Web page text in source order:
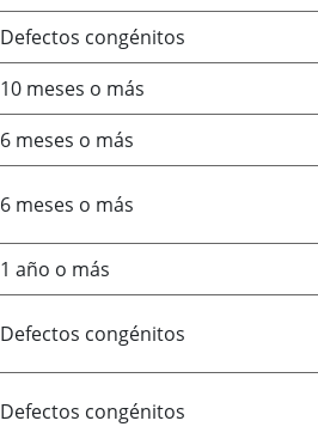
Defectos congénitos
10 meses o más
6 meses o más
6 meses o más
1 año o más
Defectos congénitos
Defectos congénitos